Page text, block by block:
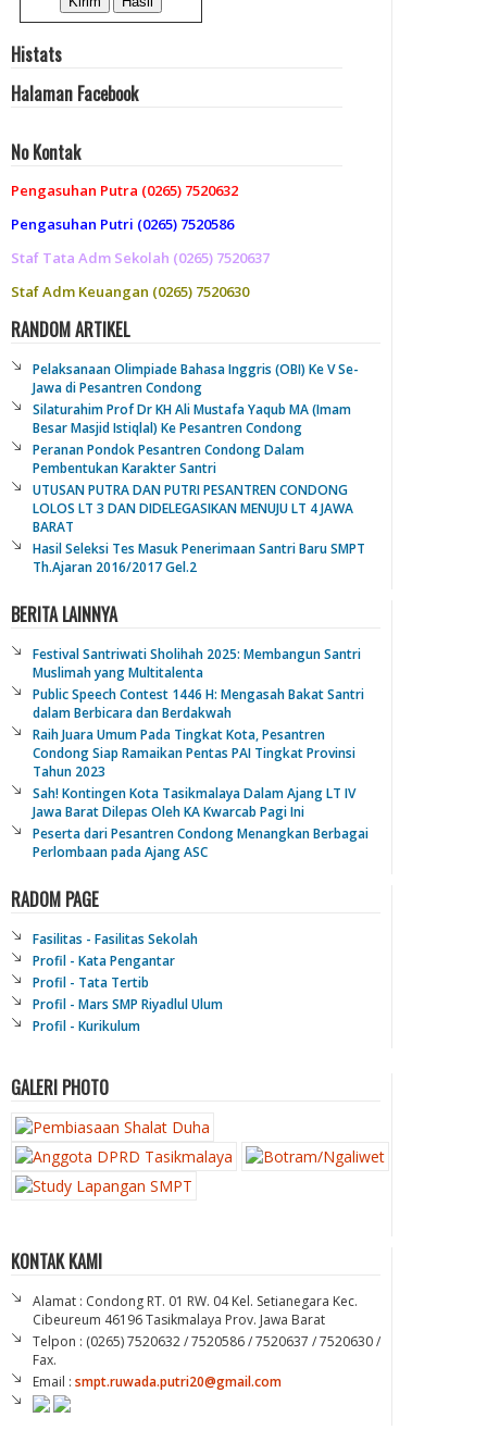
Histats
Halaman Facebook
No Kontak
Pengasuhan Putra (0265) 7520632
Pengasuhan Putri (0265) 7520586
Staf Tata Adm Sekolah (0265) 7520637
Staf Adm Keuangan (0265) 7520630
RANDOM ARTIKEL
Pelaksanaan Olimpiade Bahasa Inggris (OBI) Ke V Se-
Jawa di Pesantren Condong
Silaturahim Prof Dr KH Ali Mustafa Yaqub MA (Imam
Besar Masjid Istiqlal) Ke Pesantren Condong
Peranan Pondok Pesantren Condong Dalam
Pembentukan Karakter Santri
UTUSAN PUTRA DAN PUTRI PESANTREN CONDONG
LOLOS LT 3 DAN DIDELEGASIKAN MENUJU LT 4 JAWA
BARAT
Hasil Seleksi Tes Masuk Penerimaan Santri Baru SMPT
Th.Ajaran 2016/2017 Gel.2
BERITA LAINNYA
Festival Santriwati Sholihah 2025: Membangun Santri
Muslimah yang Multitalenta
Public Speech Contest 1446 H: Mengasah Bakat Santri
dalam Berbicara dan Berdakwah
Raih Juara Umum Pada Tingkat Kota, Pesantren
Condong Siap Ramaikan Pentas PAI Tingkat Provinsi
Tahun 2023
Sah! Kontingen Kota Tasikmalaya Dalam Ajang LT IV
Jawa Barat Dilepas Oleh KA Kwarcab Pagi Ini
Peserta dari Pesantren Condong Menangkan Berbagai
Perlombaan pada Ajang ASC
RADOM PAGE
Fasilitas - Fasilitas Sekolah
Profil - Kata Pengantar
Profil - Tata Tertib
Profil - Mars SMP Riyadlul Ulum
Profil - Kurikulum
GALERI PHOTO
KONTAK KAMI
Alamat : Condong RT. 01 RW. 04 Kel. Setianegara Kec.
Cibeureum 46196 Tasikmalaya Prov. Jawa Barat
Telpon : (0265) 7520632 / 7520586 / 7520637 / 7520630 /
Fax.
Email : smpt.ruwada.putri20@gmail.com